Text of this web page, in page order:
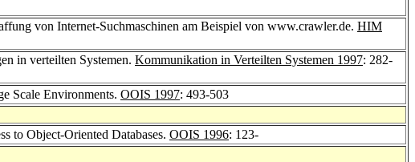
von Internet-Suchmaschinen am Beispiel von www.crawler.de. HIM
in verteilten Systemen. Kommunikation in Verteilten Systemen 1997: 282-
Scale Environments. OOIS 1997: 493-503
to Object-Oriented Databases. OOIS 1996: 123-